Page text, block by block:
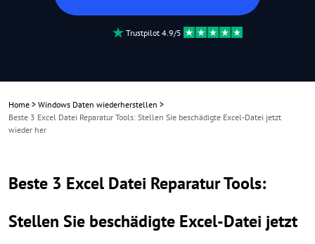
Trustpilot 4.9/5
Home > Windows Daten wiederherstellen >
Beste 3 Excel Datei Reparatur Tools: Stellen Sie beschädigte Excel-Datei jetzt
wieder her
Beste 3 Excel Datei Reparatur Tools:
Stellen Sie beschädigte Excel-Datei jetzt